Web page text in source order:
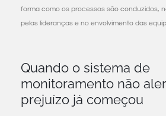
forma como os processos são conduzidos,
pelas lideranças e no envolvimento das
Quando o sistema de
monitoramento não
prejuízo já começou